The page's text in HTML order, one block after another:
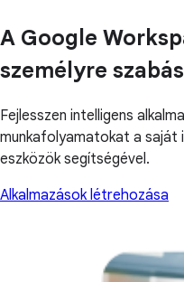
A Google
személyre
Fejlesszen intelligens
munkafolyamatokat a saját
eszközök segítségével.
Alkalmazások létrehozása